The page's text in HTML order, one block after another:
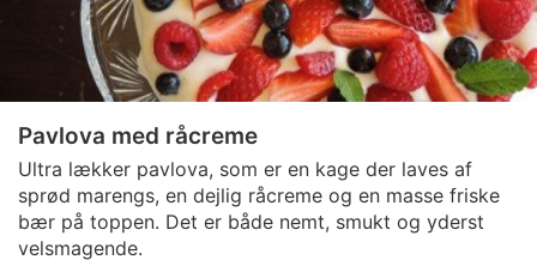
Pavlova med råcreme
Ultra lækker pavlova, som er en kage der laves af
sprød marengs, en dejlig råcreme og en masse friske
bær på toppen. Det er både nemt, smukt og yderst
velsmagende.